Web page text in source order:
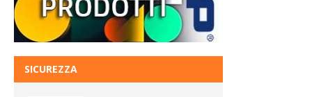
SICUREZZA